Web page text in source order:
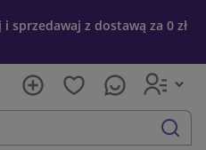
sprzedawaj z dostawą za 0 zł
szukaj